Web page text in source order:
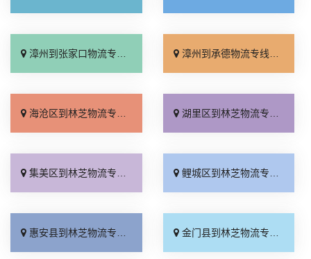
漳州到张家口物流专线_来电咨询「直通专线」 漳州到承德物流专线_收费标准「合同承运」
海沧区到林芝物流专线_物流拼车「直发全境」 湖里区到林芝物流专线_诚信为先「上门取件」
集美区到林芝物流专线_全程无虑「一站式托运」 鲤城区到林芝物流专线_计费标准「快速响应」
惠安县到林芝物流专线_专业可靠「专业靠谱」 金门县到林芝物流专线_快速直达「直达特快专线」